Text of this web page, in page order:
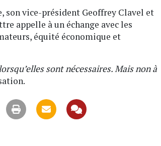
son vice-président Geoffrey Clavel et
appelle à un échange avec les
équité économique et
sont nécessaires. Mais non à